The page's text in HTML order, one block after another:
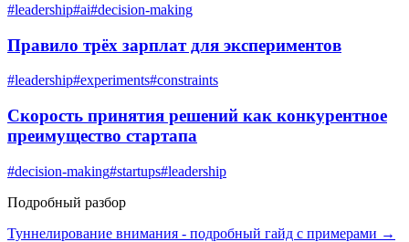
#leadership#ai#decision-making
Правило трёх зарплат для экспериментов
#leadership#experiments#constraints
Скорость принятия решений как конкурентное
преимущество стартапа
#decision-making#startups#leadership
Подробный разбор
Туннелирование внимания - подробный гайд с примерами →